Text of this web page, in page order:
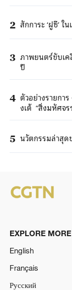
2 สักการะ ‘ฝูซี’
3 ภาพยนตร์ขับเค
ปี
4 ตัวอย่างรายกา
งเต้ “สิ่งมหัศจ
5 นวัตกรรมล่าสุ
EXPLORE MORE
English
Français
Русский